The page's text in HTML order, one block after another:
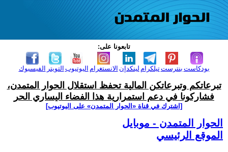
تابعونا على:
الفيسبوك التويتر اليوتيوب الانستغرام لينكدإن تيلكرامبنترست بودكاست
تبرعاتكم وتبرعاتكن المالية تحفظ استقلال الحوار المتمدن،
فشاركونا في دعم استمرارية هذا الفضاء اليساري الحر
[اشترك في قناة ‫«الحوار المتمدن» على اليوتيوب]
الحوار المتمدن - موبايل
الموقع الرئيسي